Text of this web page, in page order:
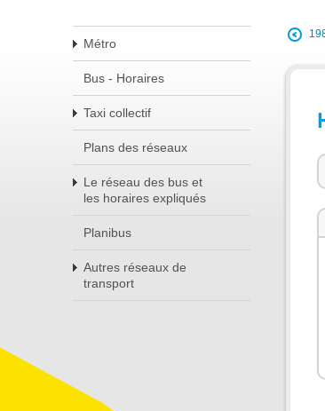
Métro
Bus - Horaires
Taxi collectif
Plans des réseaux
Le réseau des bus et
les horaires expliqués
Planibus
Autres réseaux de
transport